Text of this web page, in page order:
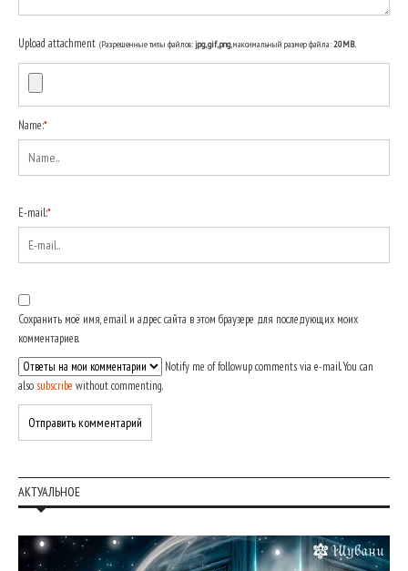
Upload attachment (Разрешенные типы файлов:jpg, gif, png, максимальный размер файла:20MB.
Name:*
E-mail:*
Сохранить моё имя, email и адрес сайта в этом браузере для последующих моих
комментариев.
Notify me of followup comments via e-mail. You can
also subscribe without commenting.
АКТУАЛЬНОЕ